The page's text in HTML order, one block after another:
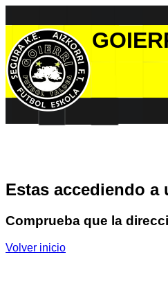
Estas accediendo a
Comprueba que la
Volver inicio